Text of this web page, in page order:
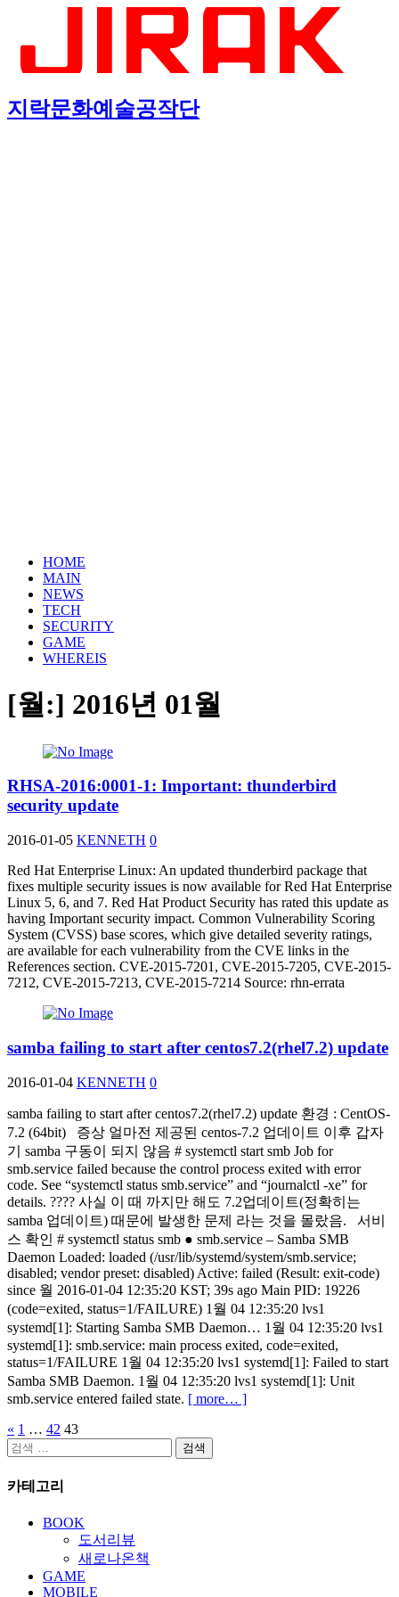
지락문화예술공작단
HOME
MAIN
NEWS
TECH
SECURITY
GAME
WHEREIS
[월:] 2016년 01월
RHSA-2016:0001-1: Important: thunderbird
security update
2016-01-05 KENNETH 0
Red Hat Enterprise Linux: An updated thunderbird package that
fixes multiple security issues is now available for Red Hat Enterprise
Linux 5, 6, and 7. Red Hat Product Security has rated this update as
having Important security impact. Common Vulnerability Scoring
System (CVSS) base scores, which give detailed severity ratings,
are available for each vulnerability from the CVE links in the
References section. CVE-2015-7201, CVE-2015-7205, CVE-2015-
7212, CVE-2015-7213, CVE-2015-7214 Source: rhn-errata
samba failing to start after centos7.2(rhel7.2) update
2016-01-04 KENNETH 0
samba failing to start after centos7.2(rhel7.2) update 환경 : CentOS-
7.2 (64bit) 증상 얼마전 제공된 centos-7.2 업데이트 이후 갑자
기 samba 구동이 되지 않음 # systemctl start smb Job for
smb.service failed because the control process exited with error
code. See “systemctl status smb.service” and “journalctl -xe” for
details. ???? 사실 이 때 까지만 해도 7.2업데이트(정확히는
samba 업데이트) 때문에 발생한 문제 라는 것을 몰랐음. 서비
스 확인 # systemctl status smb ● smb.service – Samba SMB
Daemon Loaded: loaded (/usr/lib/systemd/system/smb.service;
disabled; vendor preset: disabled) Active: failed (Result: exit-code)
since 월 2016-01-04 12:35:20 KST; 39s ago Main PID: 19226
(code=exited, status=1/FAILURE) 1월 04 12:35:20 lvs1
systemd[1]: Starting Samba SMB Daemon… 1월 04 12:35:20 lvs1
systemd[1]: smb.service: main process exited, code=exited,
status=1/FAILURE 1월 04 12:35:20 lvs1 systemd[1]: Failed to start
Samba SMB Daemon. 1월 04 12:35:20 lvs1 systemd[1]: Unit
smb.service entered failed state. [ more… ]
글
페
이
« 1 … 42 43
검
카테고리
BOOK
도서리뷰
새로나온책
GAME
MOBILE